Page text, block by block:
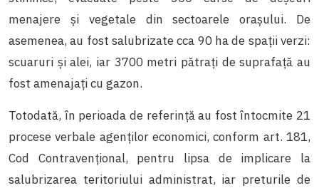
menajere și vegetale din sectoarele orașului. De
asemenea, au fost salubrizate cca 90 ha de spații verzi:
scuaruri și alei, iar 3700 metri pătrați de suprafață au
fost amenajați cu gazon.
Totodată, în perioada de referință au fost întocmite 21
procese verbale agenților economici, conform art. 181,
Cod Contravențional, pentru lipsa de implicare la
salubrizarea teritoriului administrat, iar preturile de